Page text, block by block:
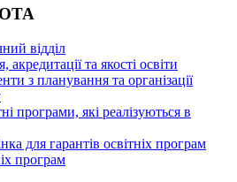
відділ
акредитації та якості освіти
з планування та організації
програми, які реалізуються в
для гарантів освітніх програм
програм